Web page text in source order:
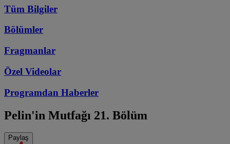
Tüm Bilgiler
Bölümler
Fragmanlar
Özel Videolar
Programdan Haberler
Pelin'in Mutfağı 21. Bölüm
Paylaş